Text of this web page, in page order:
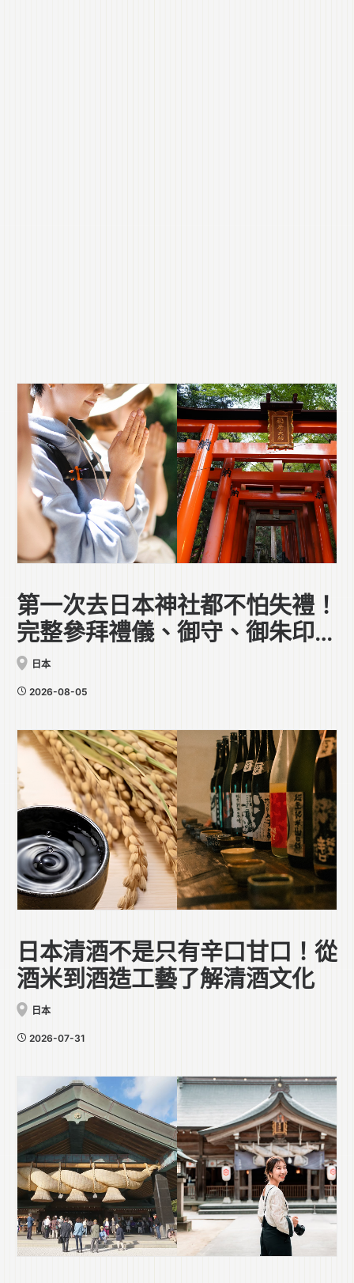
第一次去日本神社都不怕失禮！
完整參拜禮儀、御守、御朱印全
攻略
日本
2026-08-05
日本清酒不是只有辛口甘口！從
酒米到酒造工藝了解清酒文化
日本
2026-07-31